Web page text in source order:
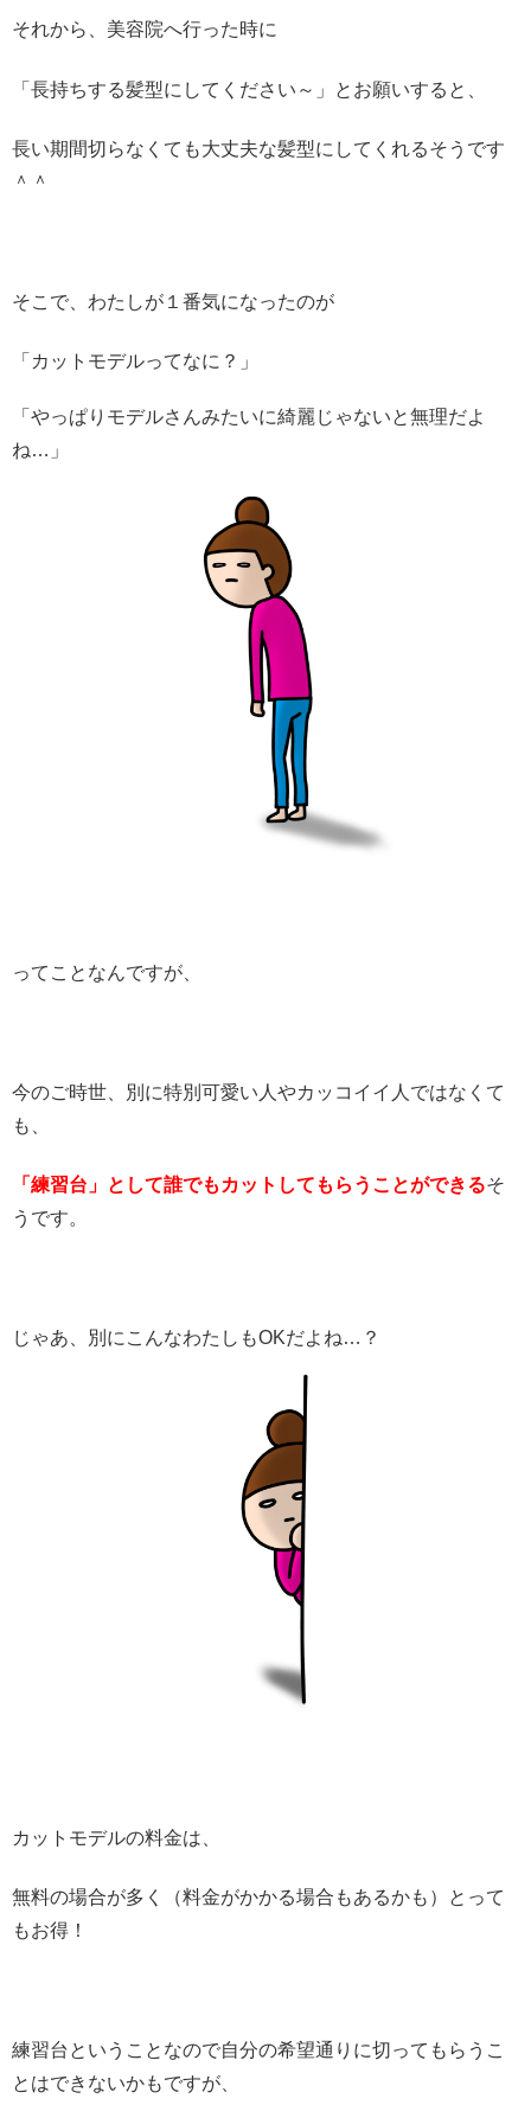
それから、美容院へ行った時に
「長持ちする髪型にしてください～」とお願いすると、
長い期間切らなくても大丈夫な髪型にしてくれるそうです
＾＾
そこで、わたしが１番気になったのが
「カットモデルってなに？」
「やっぱりモデルさんみたいに綺麗じゃないと無理だよ
ね…」
ってことなんですが、
今のご時世、別に特別可愛い人やカッコイイ人ではなくて
も、
「練習台」として誰でもカットしてもらうことができるそ
うです。
じゃあ、別にこんなわたしもOKだよね…？
カットモデルの料金は、
無料の場合が多く（料金がかかる場合もあるかも）とって
もお得！
練習台ということなので自分の希望通りに切ってもらうこ
とはできないかもですが、